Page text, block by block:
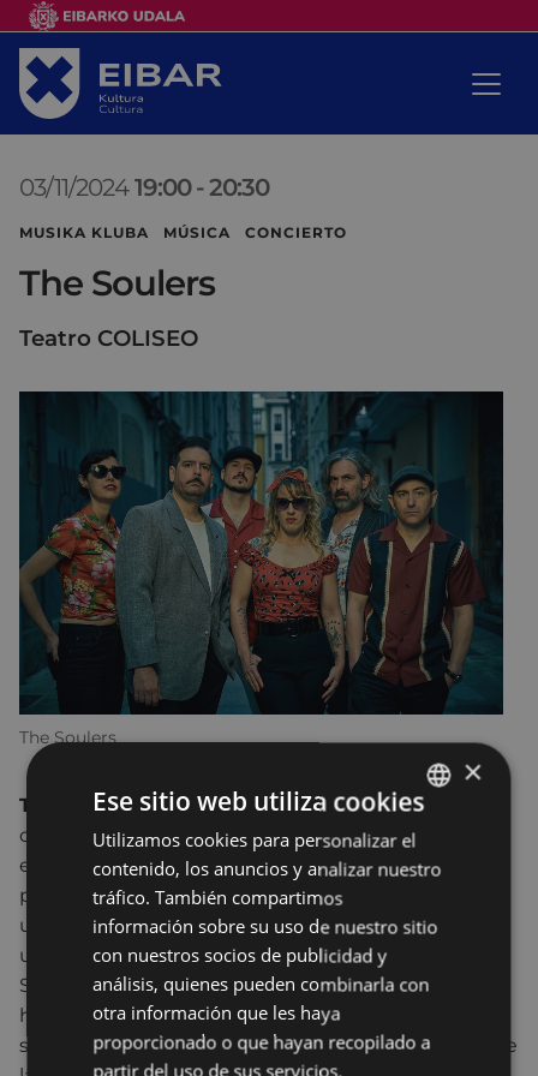
03/11/2024 19:00 -20:30
MUSIKA KLUBA MÚSICA CONCIERTO
The Soulers
Teatro COLISEO
The Soulers
T e Soulerses una banda asturiana cuyos
componentes proceden de distintos mundos y
estilos musicales a nivel profesional, lo que
proporciona una gran versatilidad y eclecticismo a
un sonido que encuentra en el soul su nexo de
unión. Sus canciones están repletas de tintes de
Soul, Jazz y R&B y evolucionan hacia una mayor
homogeneidad compositiva que mira hacia el neo
soul y el funk, manteniendo vivas reminiscencias de
BASQUE
SPANISH
×
Ese sitio web utiliza cookies
Utilizamos cookies para personalizar el
contenido, los anuncios y analizar nuestro
tráfico. También compartimos
información sobre su uso de nuestro sitio
con nuestros socios de publicidad y
análisis, quienes pueden combinarla con
otra información que les haya
proporcionado o que hayan recopilado a
partir del uso de sus servicios.